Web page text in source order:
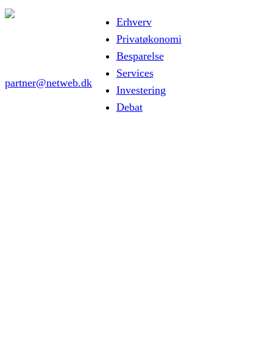
Erhverv
Privatøkonomi
Besparelse
Services
Investering
Debat
partner@netweb.dk